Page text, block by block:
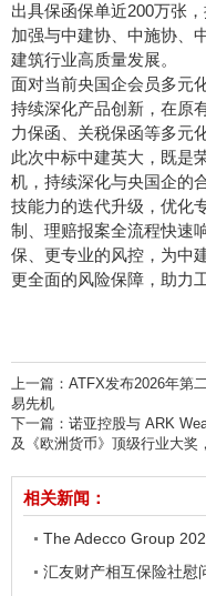
出具保函保单近200万张
加强与中建协、中施协、
建筑行业高质量发展。
面对当前央国企会员多元
持续深化产品创新，在原
力保函、关税保函等多元
此次中标中建英大，既是
机，持续深化与央国企的
技能力的迭代升级，优化
制、理赔报案全流程快速
保、更专业的风控，为中
更全面的风险保障，助力
上一篇： ATFX发布2026年第
易先机
下一篇： 诺亚控股与 ARK
及《欧洲货币》顶级行业大奖
相关新闻：
The Adecco Group
汇友财产相互保险社慰